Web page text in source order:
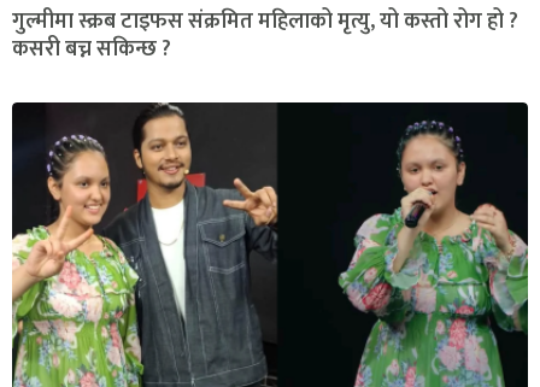
गुल्मीमा स्क्रब टाइफस संक्रमित महिलाको मृत्यु, यो कस्तो रोग हो ?
कसरी बच्न सकिन्छ ?